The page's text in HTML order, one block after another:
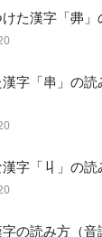
た漢字「丳
字「串」の
字「丩」の
の読み方（